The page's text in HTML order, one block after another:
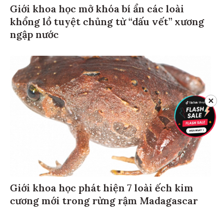
Giới khoa học mở khóa bí ẩn các loài
khổng lồ tuyệt chủng từ “dấu vết” xương
ngập nước
Giới khoa học phát hiện 7 loài ếch kim
cương mới trong rừng rậm Madagascar
✕